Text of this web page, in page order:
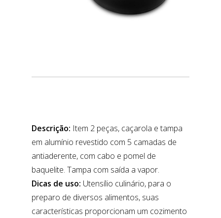
Descrição: Item 2 peças, caçarola e tampa
em alumínio revestido com 5 camadas de
antiaderente, com cabo e pomel de
baquelite. Tampa com saída a vapor.
Dicas de uso: Utensílio culinário, para o
preparo de diversos alimentos, suas
características proporcionam um cozimento